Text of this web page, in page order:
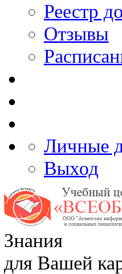
Реестр
Отзывы
Личные
Выход
Знания
для Вашей